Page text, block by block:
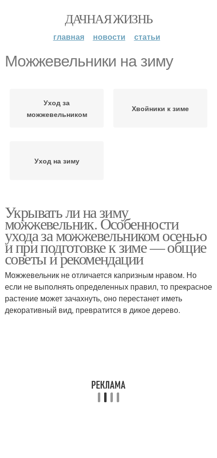
ДАЧНАЯ ЖИЗНЬ
главная новости статьи
Можжевельники на зиму
Уход за
можжевельником
Хвойники к зиме
Уход на зиму
Укрывать ли на зиму
можжевельник. Особенности
ухода за можжевельником осенью
и при подготовке к зиме — общие
советы и рекомендации
Можжевельник не отличается капризным нравом. Но
если не выполнять определенных правил, то прекрасное
растение может зачахнуть, оно перестанет иметь
декоративный вид, превратится в дикое дерево.